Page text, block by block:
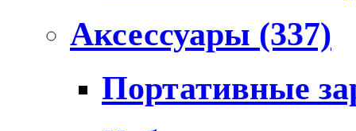
Аксессуары (337)
Портативные